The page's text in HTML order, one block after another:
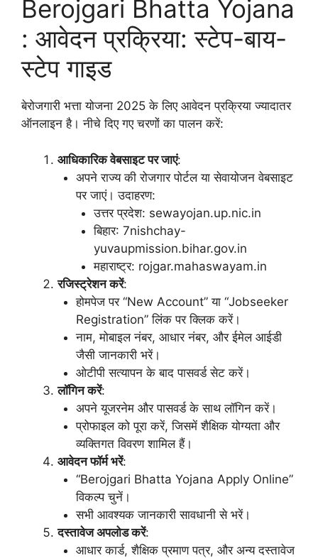
Berojgari Bhatta Yojana
: आवेदन प्रक्रिया: स्टेप-बाय-
स्टेप गाइड
बेरोजगारी भत्ता योजना 2025 के लिए आवेदन प्रक्रिया ज्यादातर
ऑनलाइन है। नीचे दिए गए चरणों का पालन करें:
आधिकारिक वेबसाइट पर जाएं:
अपने राज्य की रोजगार पोर्टल या सेवायोजन वेबसाइट
पर जाएं। उदाहरण:
उत्तर प्रदेश: sewayojan.up.nic.in
बिहार: 7nishchay-
yuvaupmission.bihar.gov.in
महाराष्ट्र: rojgar.mahaswayam.in
रजिस्ट्रेशन करें:
होमपेज पर “New Account” या “Jobseeker
Registration” लिंक पर क्लिक करें।
नाम, मोबाइल नंबर, आधार नंबर, और ईमेल आईडी
जैसी जानकारी भरें।
ओटीपी सत्यापन के बाद पासवर्ड सेट करें।
लॉगिन करें:
अपने यूजरनेम और पासवर्ड के साथ लॉगिन करें।
प्रोफाइल को पूरा करें, जिसमें शैक्षिक योग्यता और
व्यक्तिगत विवरण शामिल हैं।
आवेदन फॉर्म भरें:
“Berojgari Bhatta Yojana Apply Online”
विकल्प चुनें।
सभी आवश्यक जानकारी सावधानी से भरें।
दस्तावेज अपलोड करें:
आधार कार्ड, शैक्षिक प्रमाण पत्र, और अन्य दस्तावेज